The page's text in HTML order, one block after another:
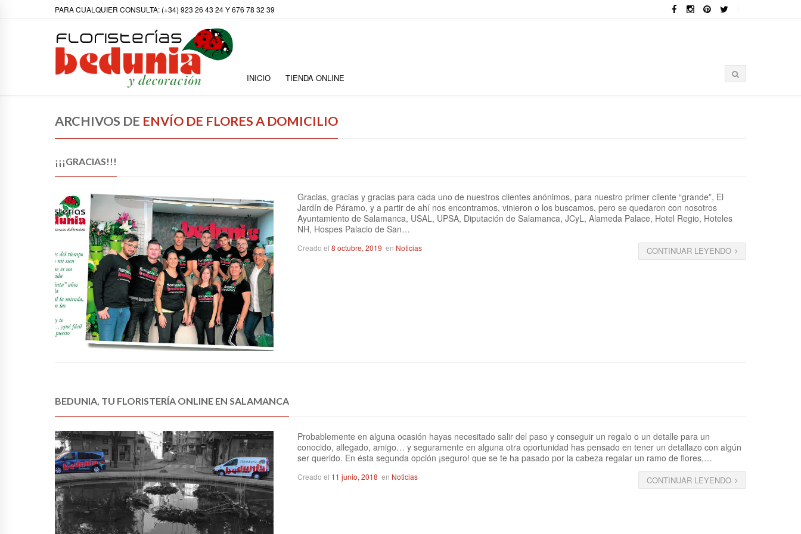
PARA CUALQUIER CONSULTA: (+34) 923 26 43 24 Y 676 78 32 39
INICIO TIENDA ONLINE
ARCHIVOS DE ENVÍO DE FLORES A DOMICILIO
¡¡¡GRACIAS!!!
Gracias, gracias y gracias para cada uno de nuestros clientes anónimos, para nuestro primer cliente “grande”, El
Jardín de Páramo, y a partir de ahí nos encontramos, vinieron o los buscamos, pero se quedaron con nosotros
Ayuntamiento de Salamanca, USAL, UPSA, Diputación de Salamanca, JCyL, Alameda Palace, Hotel Regio, Hoteles
NH, Hospes Palacio de San…
Creado el 8 octubre, 2019 en Noticias CONTINUAR LEYENDO
BEDUNIA, TU FLORISTERÍA ONLINE EN SALAMANCA
Probablemente en alguna ocasión hayas necesitado salir del paso y conseguir un regalo o un detalle para un
conocido, allegado, amigo… y seguramente en alguna otra oportunidad has pensado en tener un detallazo con algún
ser querido. En ésta segunda opción ¡seguro! que se te ha pasado por la cabeza regalar un ramo de flores,…
Creado el 11 junio, 2018 en Noticias CONTINUAR LEYENDO